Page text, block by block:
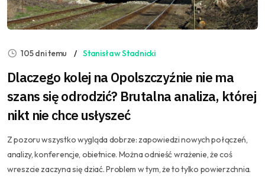
105 dni temu Stanisław Stadnicki
Dlaczego kolej na Opolszczyźnie nie ma
szans się odrodzić? Brutalna analiza, której
nikt nie chce usłyszeć
Z pozoru wszystko wygląda dobrze: zapowiedzi nowych połączeń,
analizy, konferencje, obietnice. Można odnieść wrażenie, że coś
wreszcie zaczyna się dziać. Problem w tym, że to tylko powierzchnia.